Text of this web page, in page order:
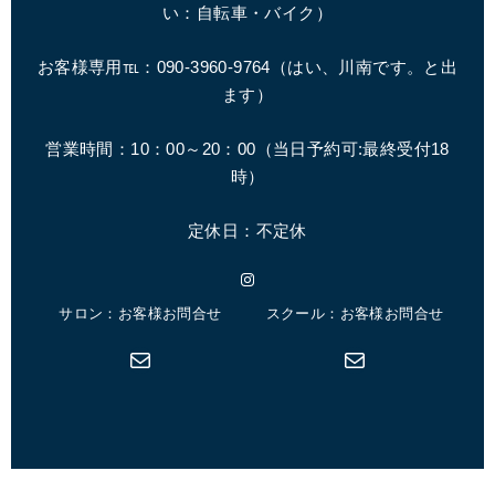
い：自転車・バイク）
お客様専用℡：090-3960-9764（はい、川南です。と出
ます）
営業時間：10：00～20：00（当日予約可:最終受付18
時）
定休日：不定休
Instagram
サロン：お客様お問合せ
メール
スクール：お客様お問合せ
メール